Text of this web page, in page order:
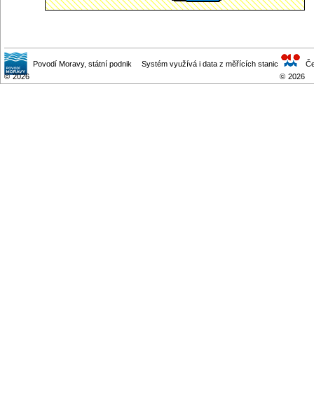
Povodí Moravy, státní podnik
© 2026
Systém využívá i data z měřících stanic
© 2026